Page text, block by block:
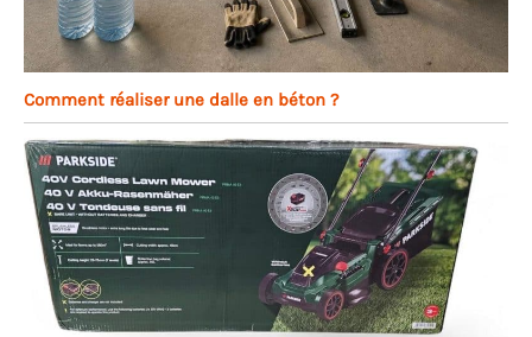
Comment réaliser une dalle en béton ?